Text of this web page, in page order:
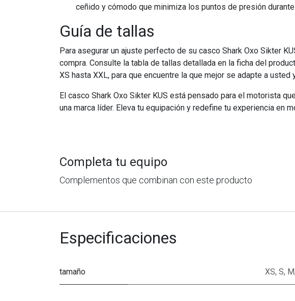
ceñido y cómodo que minimiza los puntos de presión
Guía de tallas
Para asegurar un ajuste perfecto de su casco Shark Oxo Sikter
compra. Consulte la tabla de tallas detallada en la ficha del
XS hasta XXL, para que encuentre la que mejor se adapte a
El casco Shark Oxo Sikter KUS está pensado para el motorista
una marca líder. Eleva tu equipación y redefine tu experiencia en
Completa tu equipo
Complementos que combinan con este producto
Especificaciones
tamaño XS, S, M